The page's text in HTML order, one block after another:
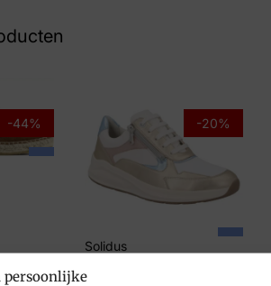
persoonlijke
-44% -20%
Solidus
€